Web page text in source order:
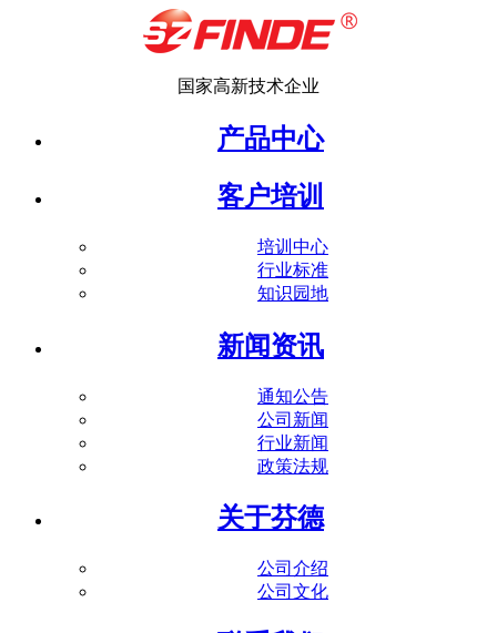
国家高新技术企业
产品中心
客户培训
培训中心
行业标准
知识园地
新闻资讯
通知公告
公司新闻
行业新闻
政策法规
关于芬德
公司介绍
公司文化